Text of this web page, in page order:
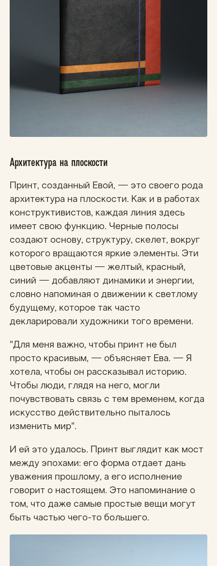
Архитектура на плоскости
Принт, созданный Евой, — это своего рода
архитектура на плоскости. Как и в работах
конструктивистов, каждая линия здесь
имеет свою функцию. Черные полосы
создают основу, структуру, скелет, вокруг
которого вращаются яркие элементы. Эти
цветовые акценты — желтый, красный,
синий — добавляют динамики и энергии,
словно напоминая о движении к светлому
будущему, которое так часто
декларировали художники того времени.
"Для меня важно, чтобы принт не был
просто красивым, — объясняет Ева. — Я
хотела, чтобы он рассказывал историю.
Чтобы люди, глядя на него, могли
почувствовать связь с тем временем, когда
искусство действительно пыталось
изменить мир".
И ей это удалось. Принт выглядит как мост
между эпохами: его форма отдает дань
уважения прошлому, а его исполнение
говорит о настоящем. Это напоминание о
том, что даже самые простые вещи могут
быть частью чего-то большего.